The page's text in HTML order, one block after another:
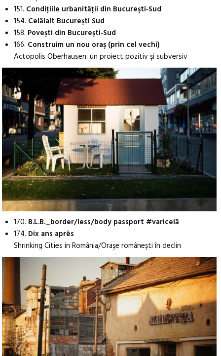
151. Condiţiile urbanităţii din Bucureşti‑Sud
154. Celălalt Bucureşti Sud
158. Poveşti din Bucureşti‑Sud
166. Construim un nou oraş (prin cel vechi)
Actopolis Oberhausen: un proiect pozitiv şi subversiv
170. B.L.B._border/less/body passport #varicelă
174. Dix ans après
Shrinking Cities in România/Oraşe româneşti în declin